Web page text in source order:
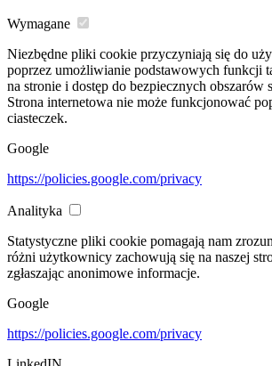
Wymagane
Niezbędne pliki cookie przyczyniają się do
poprzez umożliwianie podstawowych funkcji
na stronie i dostęp do bezpiecznych obszarów
Strona internetowa nie może funkcjonować
ciasteczek.
Google
https://policies.google.com/privacy
Analityka
Statystyczne pliki cookie pomagają nam
różni użytkownicy zachowują się na naszej
zgłaszając anonimowe informacje.
Google
https://policies.google.com/privacy